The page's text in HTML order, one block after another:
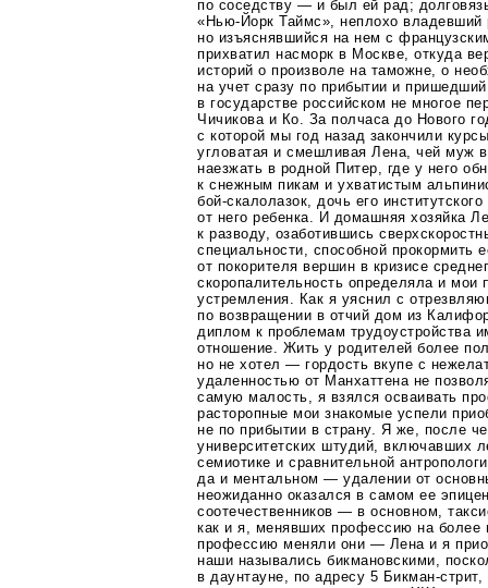
по соседству — и был ей рад;
«Нью-Йорк Таймс», неплохо владевший
но изъяснявшийся на нем с
прихватил насморк в Москве, откуда
историй о произволе на таможне, о
на учет сразу по прибытии и
в государстве российском не многое
Чичикова и Ко. За полчаса до Нового
с которой мы год назад закончили
угловатая и смешливая Лена, чей муж
наезжать в родной Питер, где у него
к снежным пикам и ухватистым
бой-скалолазок, дочь его
от него ребенка. И домашняя хозяйка
к разводу, озаботившись
специальности, способной прокормить
от покорителя вершин в кризисе
скоропалительность определяла и мои
устремления. Как я уяснил с
по возвращении в отчий дом из
диплом к проблемам трудоустройства
отношение. Жить у родителей более
но не хотел — гордость вкупе с
удаленностью от Манхаттена не
самую малость, я взялся осваивать
расторопные мои знакомые успели
не по прибытии в страну. Я же, после
университетских штудий, включавших
семиотике и сравнительной
да и ментальном — удалении от
неожиданно оказался в самом ее
соотечественников — в основном,
как и я, менявших профессию на более
профессию меняли они — Лена и я
наши назывались бикмановскими,
в даунтауне, по адресу 5 Бикман-стрит,